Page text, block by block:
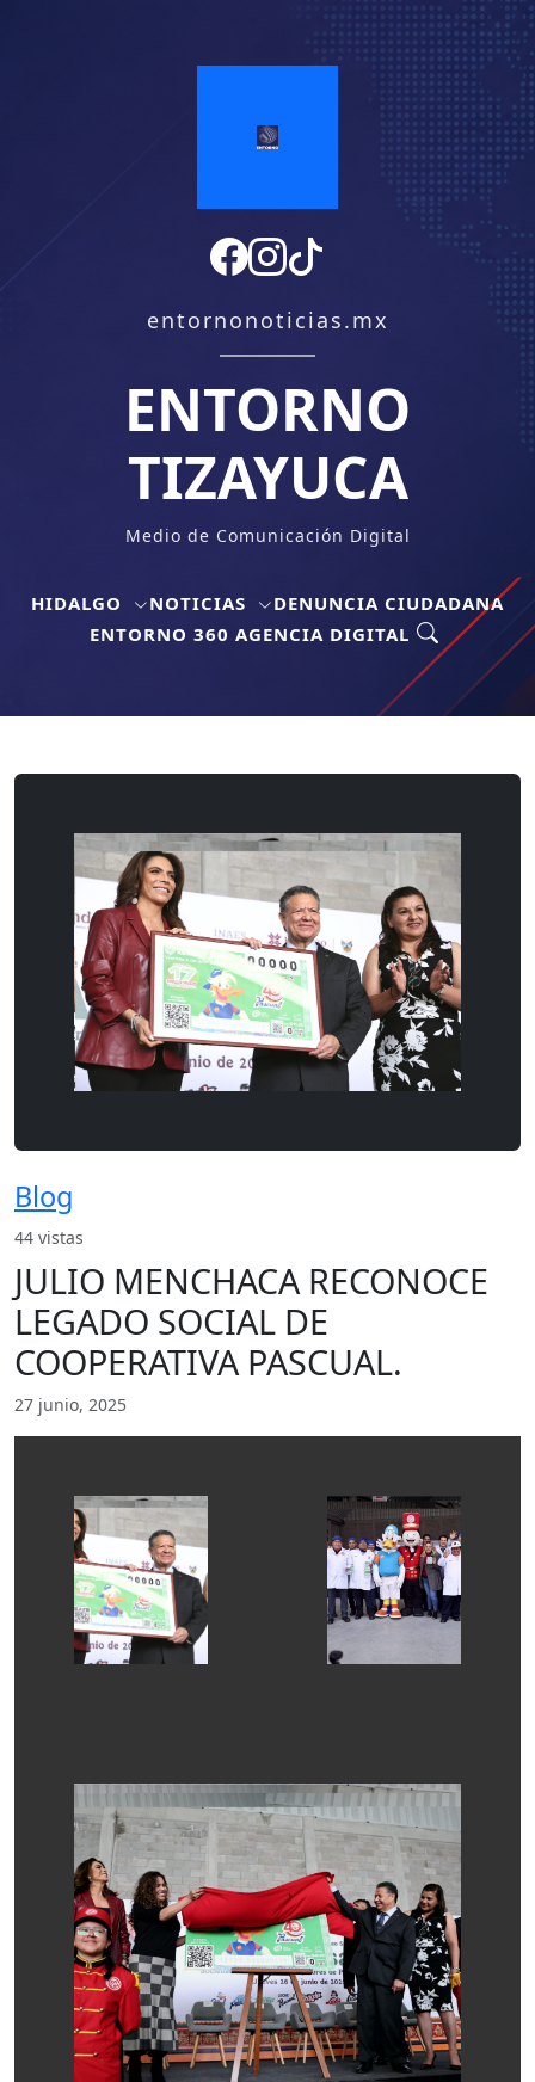
entornonoticias.mx
ENTORNO
TIZAYUCA
Medio de Comunicación Digital
HIDALGO NOTICIAS
DENUNCIA CIUDADANA
ENTORNO 360 AGENCIA DIGITAL
Blog
44 vistas
JULIO MENCHACA RECONOCE
LEGADO SOCIAL DE
COOPERATIVA PASCUAL.
27 junio, 2025